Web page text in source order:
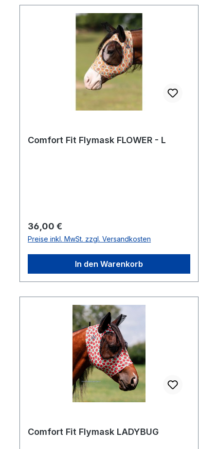
Comfort Fit Flymask FLOWER - L
Regulärer Preis:
36,00 €
Preise inkl. MwSt. zzgl. Versandkosten
In den Warenkorb
Comfort Fit Flymask LADYBUG